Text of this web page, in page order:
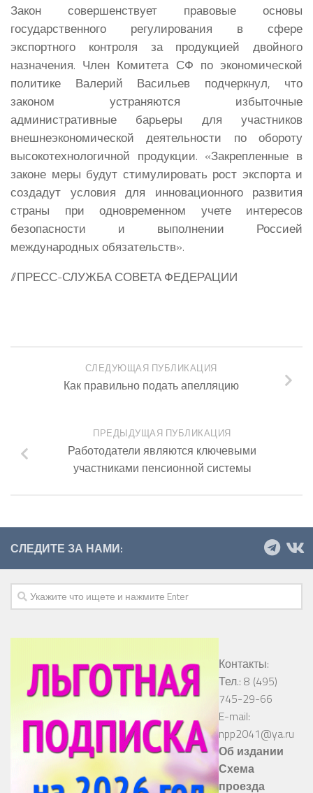
Закон совершенствует правовые основы
государственного регулирования в сфере
экспортного контроля за продукцией двойного
назначения. Член Комитета СФ по экономической
политике Валерий Васильев подчеркнул, что
законом устраняются избыточные
административные барьеры для участников
внешнеэкономической деятельности по обороту
высокотехнологичной продукции. «Закрепленные в
законе меры будут стимулировать рост экспорта и
создадут условия для инновационного развития
страны при одновременном учете интересов
безопасности и выполнении Россией
международных обязательств».
//ПРЕСС-СЛУЖБА СОВЕТА ФЕДЕРАЦИИ
СЛЕДУЮЩАЯ ПУБЛИКАЦИЯ
Как правильно подать апелляцию
ПРЕДЫДУЩАЯ ПУБЛИКАЦИЯ
Работодатели являются ключевыми
участниками пенсионной системы
СЛЕДИТЕ ЗА НАМИ:
Контакты:
Тел.: 8 (495)
745-29-66
E-mail:
npp2041@ya.ru
Об издании
Схема
проезда